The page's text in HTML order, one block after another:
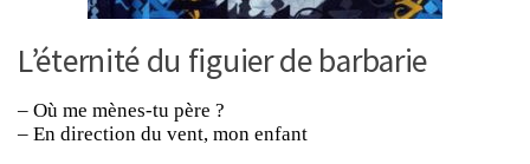
L’éternité du figuier de barbarie
– Où me mènes-tu père ?
– En direction du vent, mon enfant